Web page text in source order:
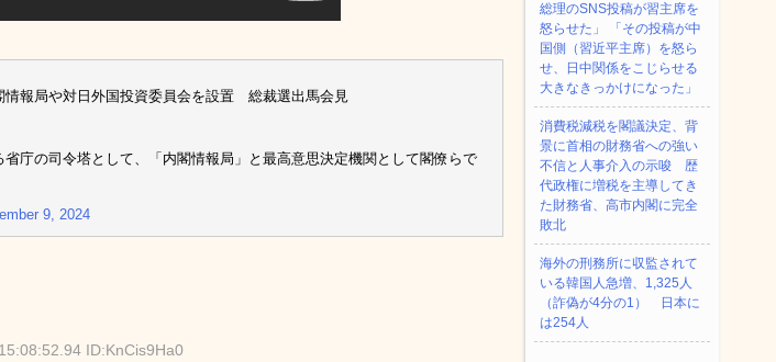
報局や対日外国投資委員会を設置 総裁選出馬会見
庁の司令塔として、「内閣情報局」と最高意思決定機関として閣僚らで
9, 2024
ID:KnCis9Ha0
総理のSNS投稿が習主席を
怒らせた」 「その投稿が中
国側（習近平主席）を怒ら
せ、日中関係をこじらせる
大きなきっかけになった」
消費税減税を閣議決定、背
景に首相の財務省への強い
不信と人事介入の示唆 歴
代政権に増税を主導してき
た財務省、高市内閣に完全
敗北
海外の刑務所に収監されて
いる韓国人急増、1,325人
（詐偽が4分の1） 日本に
は254人